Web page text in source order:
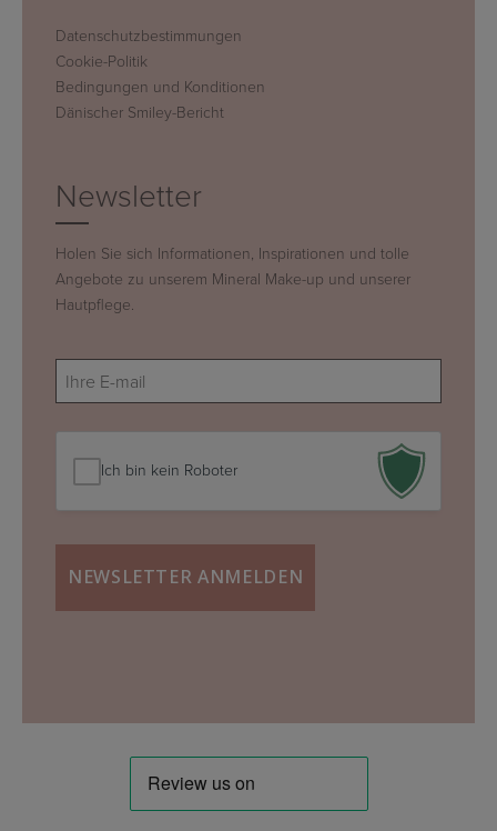
Datenschutzbestimmungen
Cookie-Politik
Bedingungen und Konditionen
Dänischer Smiley-Bericht
Newsletter
Holen Sie sich Informationen, Inspirationen und tolle
Angebote zu unserem Mineral Make-up und unserer
Hautpflege.
E-
mail
(erforderlich)
Ich bin kein Roboter